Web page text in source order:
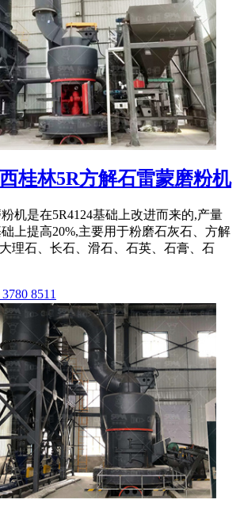
桂林5R方解石雷蒙磨粉机
粉机是在5R4124基础上改进而来的,产量
上提高20%,主要用于粉磨石灰石、方解
理石、长石、滑石、石英、石膏、石
8511